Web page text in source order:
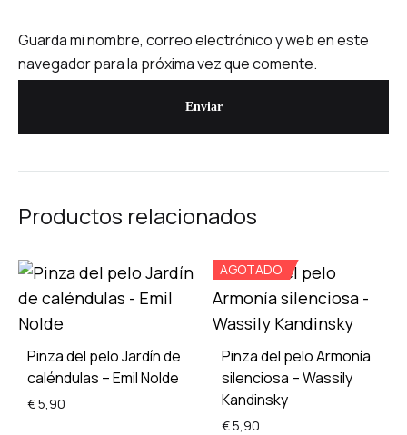
Guarda mi nombre, correo electrónico y web en este
navegador para la próxima vez que comente.
Productos relacionados
Pinza del pelo Jardín de
caléndulas – Emil Nolde
€5,90
AGOTADO
Pinza del pelo Armonía
silenciosa – Wassily
Kandinsky
€5,90